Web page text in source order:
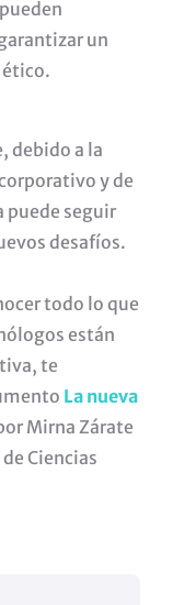
un
debido a la
y de
puede seguir
desafíos.
todo lo que
están
te
La nueva
Mirna Zárate
Ciencias